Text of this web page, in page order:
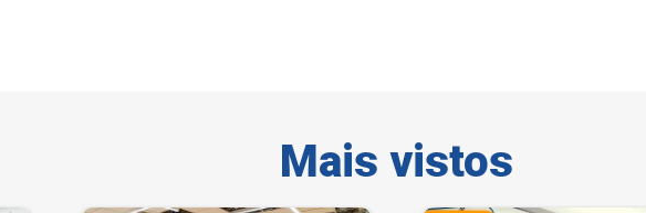
Mais vistos